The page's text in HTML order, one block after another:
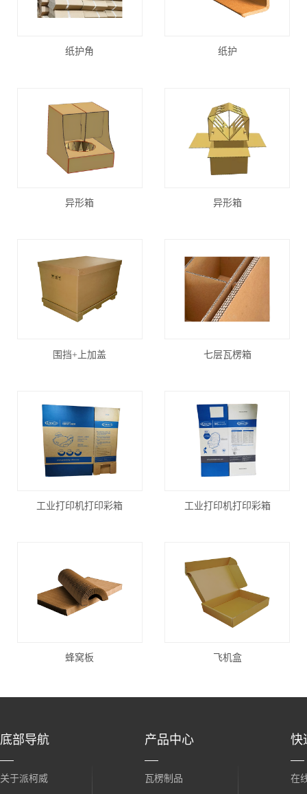
纸护角 纸护
异形箱 异形箱
围挡+上加盖 七层瓦楞箱
工业打印机打印彩箱 工业打印机打印彩箱
蜂窝板 飞机盒
底部导航
关于派柯威
产品中心
瓦楞制品
快
在